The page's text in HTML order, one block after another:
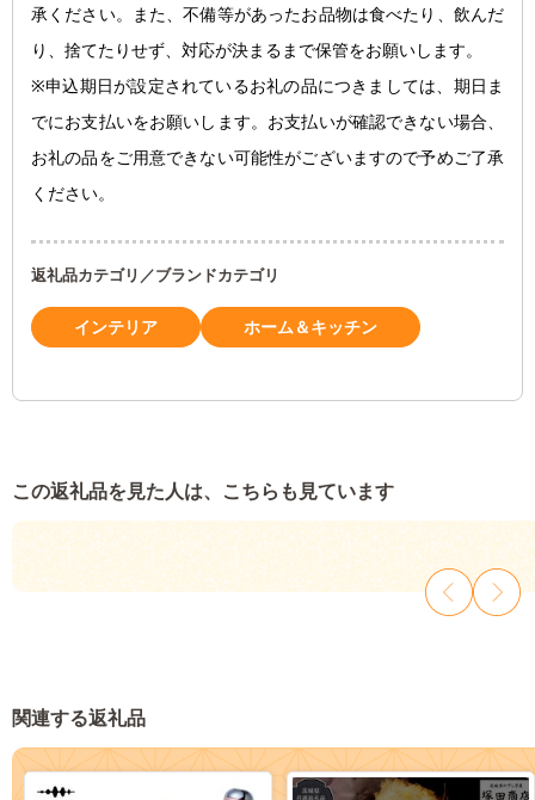
承ください。また、不備等があったお品物は食べたり、飲んだ
り、捨てたりせず、対応が決まるまで保管をお願いします。
※申込期日が設定されているお礼の品につきましては、期日ま
でにお支払いをお願いします。お支払いが確認できない場合、
お礼の品をご用意できない可能性がございますので予めご了承
ください。
返礼品カテゴリ／ブランドカテゴリ
インテリア ホーム＆キッチン
この返礼品を見た人は、こちらも見ています
関連する返礼品